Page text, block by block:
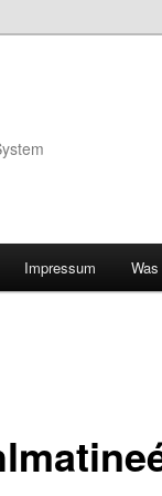
Impressum